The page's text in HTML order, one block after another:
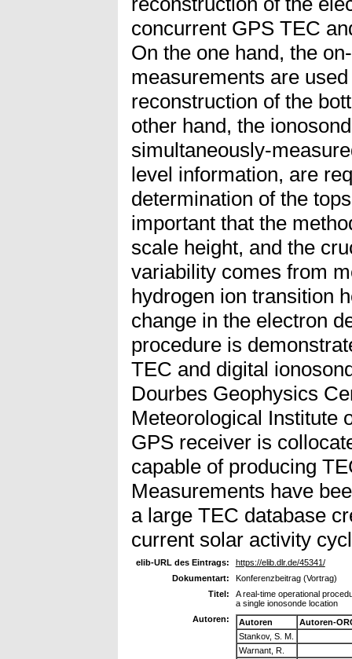
concurrent GPS TEC
On the one hand, the
measurements are
reconstruction of the
other hand, the
simultaneously-
level information, are
determination of the
important that the
scale height, and the
variability comes from
hydrogen ion transition
change in the electron
procedure is
TEC and digital
Dourbes Geophysics
Meteorological Institute
GPS receiver is
capable of producing
Measurements have
a large TEC database
current solar activity
elib-URL des Eintrags:
https://elib.dlr.de/45341/
Dokumentart:
Konferenzbeitrag (Vortrag)
Titel:
A real-time operational
a single ionosonde location
Autoren:
Autoren
Autoren-
Stankov, S. M.
Warnant, R.